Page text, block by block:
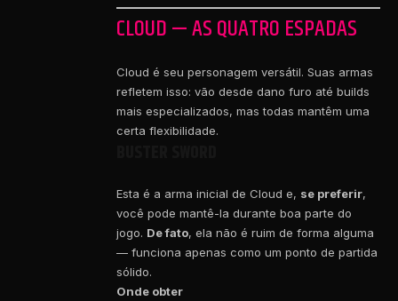
CLOUD — AS QUATRO ESPADAS
Cloud é seu personagem versátil. Suas armas
refletem isso: vão desde dano furo até builds
mais especializados, mas todas mantêm uma
certa flexibilidade.
Esta é a arma inicial de Cloud e, se preferir,
você pode mantê-la durante boa parte do
jogo. De fato, ela não é ruim de forma alguma
— funciona apenas como um ponto de partida
sólido.
Onde obter